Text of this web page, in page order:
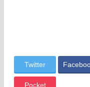
Twitter
Pocket